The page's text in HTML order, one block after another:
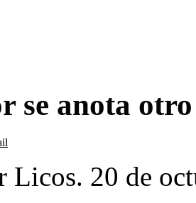
se anota
Licos. 20 de